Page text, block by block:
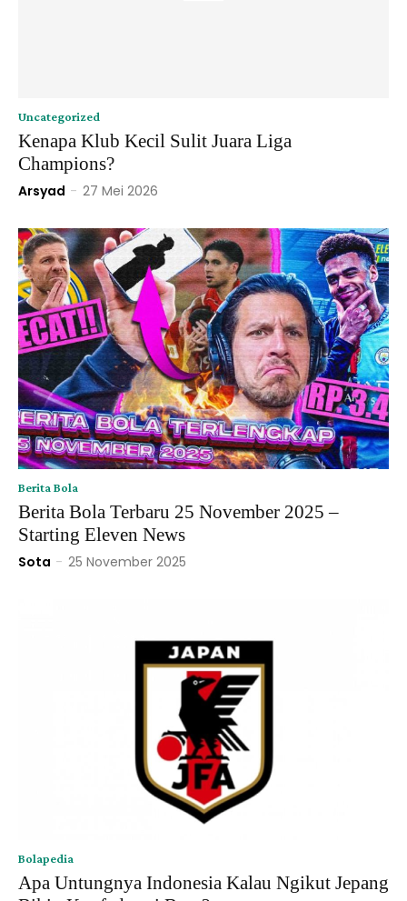
Uncategorized
Kenapa Klub Kecil Sulit Juara Liga
Champions?
Arsyad - 27 Mei 2026
Berita Bola
Berita Bola Terbaru 25 November 2025 –
Starting Eleven News
Sota - 25 November 2025
Bolapedia
Apa Untungnya Indonesia Kalau Ngikut Jepang